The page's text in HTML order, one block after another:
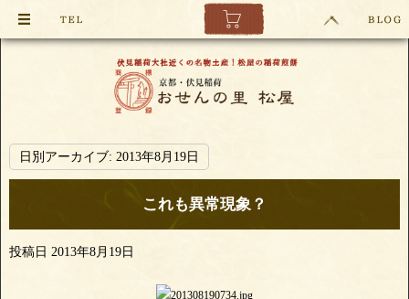
日別アーカイブ: 2013年8月19日
これも異常現象？
投稿日 2013年8月19日